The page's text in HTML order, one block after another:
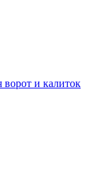
и калиток